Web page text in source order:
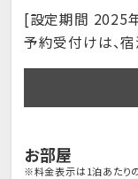
[設定期間 2025
予約受付けは、
お部屋
※料金表示は1泊あたり